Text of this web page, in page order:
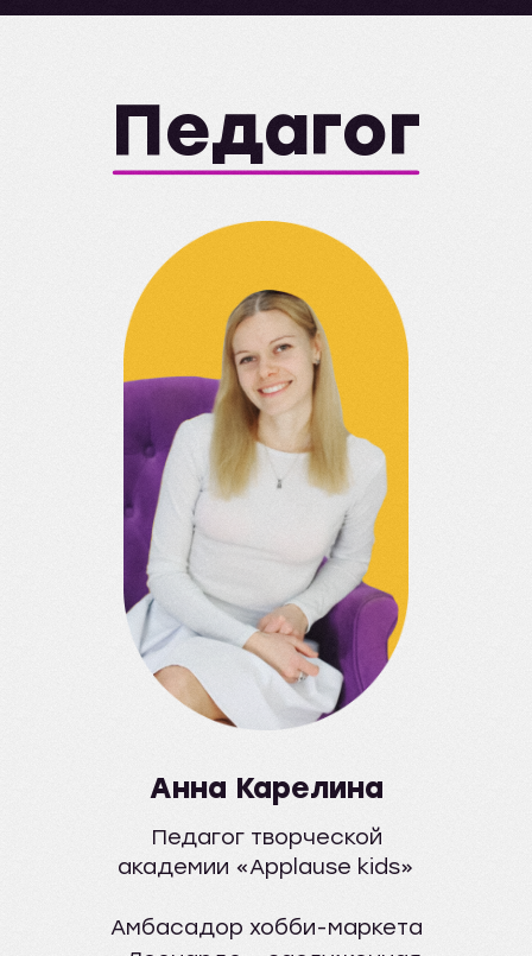
Педагог
Анна Карелина
Педагог творческой
академии «Applause kids»
Амбасадор хобби-маркета